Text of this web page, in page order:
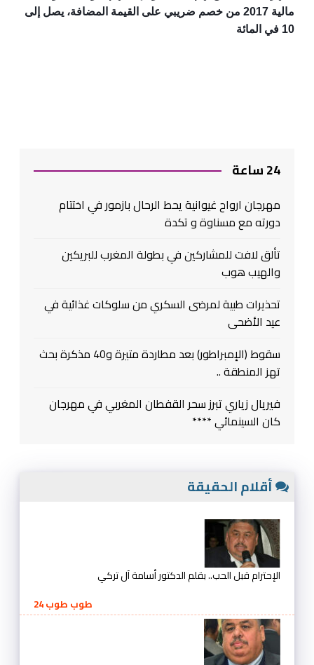
10 في المائة
24 ساعة
مهرجان ارواح غيوانية يحط الرحال بازمور في اختتام
دورته مع مسناوة و تكدة
تألق لافت للمشاركين في بطولة المغرب للبريكين
والهيب هوب
تحذيرات طبية لمرضى السكري من سلوكات غذائية في
عيد الأضحى
سقوط (الإمبراطور) بعد مطاردة متيرة و40 مذكرة بحث
تهز المنطقة ..
فيريال زياري تبرز سحر القفطان المغربي في مهرجان
كان السينمائي ****
أقلام الحقيقة
الإحترام قبل الحب.. بقلم الدكتور أسامة آل تركي
طوب طوب 24